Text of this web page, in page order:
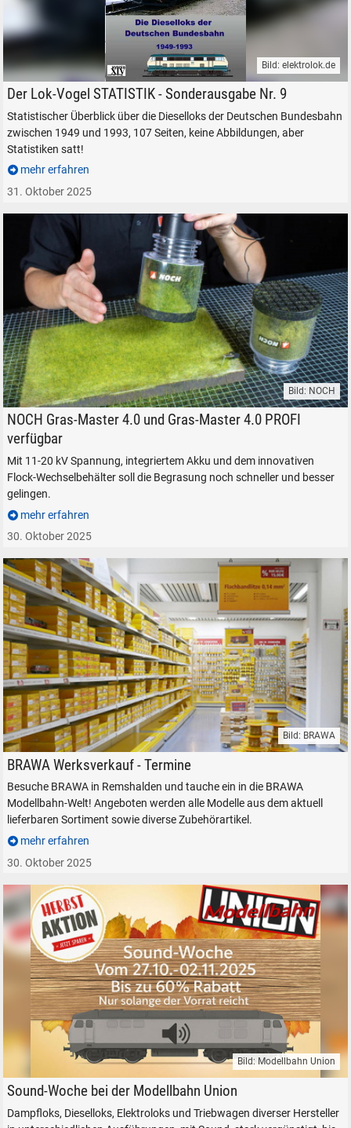
Der Lok-Vogel STATISTIK - Sonderausgabe Nr. 9 elektrolok.de
Bild: elektrolok.de
Der Lok-Vogel STATISTIK - Sonderausgabe Nr. 9
Statistischer Überblick über die Dieselloks der Deutschen Bundesbahn
zwischen 1949 und 1993, 107 Seiten, keine Abbildungen, aber
Statistiken satt!
mehr erfahren
31. Oktober 2025
NOCH Grasmaster 4.0 PROFI
Bild: NOCH
NOCH Gras-Master 4.0 und Gras-Master 4.0 PROFI
verfügbar
Mit 11-20 kV Spannung, integriertem Akku und dem innovativen
Flock-Wechselbehälter soll die Begrasung noch schneller und besser
gelingen.
mehr erfahren
30. Oktober 2025
BRAWA Modelleisenbahnen Werksverkauf Modellspielwarenfabrik
Bild: BRAWA
BRAWA Werksverkauf - Termine
Besuche BRAWA in Remshalden und tauche ein in die BRAWA
Modellbahn-Welt! Angeboten werden alle Modelle aus dem aktuell
lieferbaren Sortiment sowie diverse Zubehörartikel.
mehr erfahren
30. Oktober 2025
Modellbahn Union Sound-Woche Herbstaktion Modellbahn Lokomotiven
Bild: Modellbahn Union
Sound-Woche bei der Modellbahn Union
Dampfloks, Dieselloks, Elektroloks und Triebwagen diverser Hersteller